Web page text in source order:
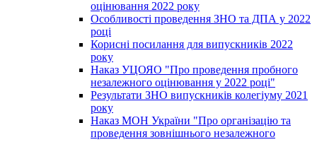
оцінювання 2022 року
Особливості проведення ЗНО та ДПА у 2022
році
Корисні посилання для випускників 2022
року
Наказ УЦОЯО "Про проведення пробного
незалежного оцінювання у 2022 році"
Результати ЗНО випускників колегіуму 2021
року
Наказ МОН України "Про організацію та
проведення зовнішнього незалежного